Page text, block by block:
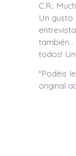
C.R.:
Un
también…
todos!
*Podéis
original